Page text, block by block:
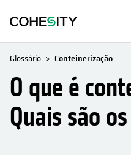
Glossário Conteinerização
O que é
Quais são